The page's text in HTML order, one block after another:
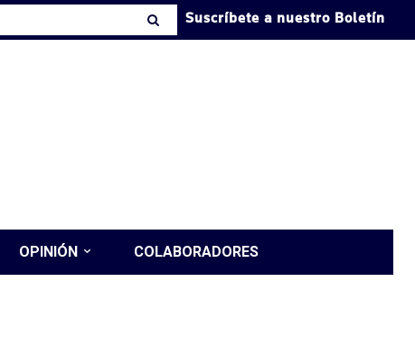
Suscríbete a nuestro Boletín
OPINIÓN COLABORADORES